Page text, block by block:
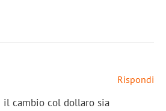
Rispondi
il cambio col dollaro sia